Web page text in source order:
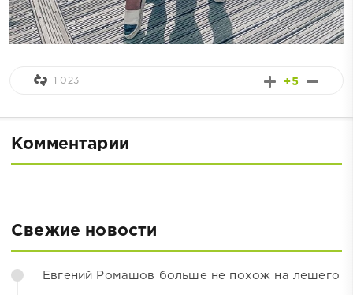
+5
1 023
Комментарии
Свежие новости
Евгений Ромашов больше не похож на лешего